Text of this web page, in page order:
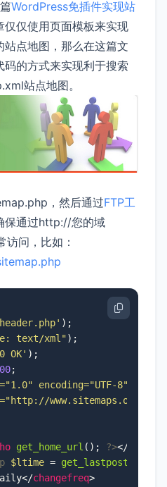
WordPress免插件实现站
仅仅使用页面模板来实现
点地图，那么在这篇文
的方式来实现利于搜索
站点地图。
，然后通过FTP工
保通过http://您的域
问，比如：
text/xml"
OK'
encoding="UTF-8"?>'
www.sitemaps.org/
get_home_url (); ?></
$ltime =
</changefreq>